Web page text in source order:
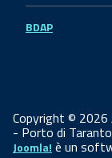
BDAP
Copyright ©
- Porto di
Joomla! è un